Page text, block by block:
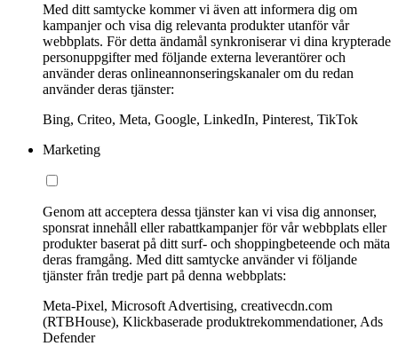
Med ditt samtycke kommer vi även att informera dig om
kampanjer och visa dig relevanta produkter utanför vår
webbplats. För detta ändamål synkroniserar vi dina krypterade
personuppgifter med följande externa leverantörer och
använder deras onlineannonseringskanaler om du redan
använder deras tjänster:
Bing, Criteo, Meta, Google, LinkedIn, Pinterest, TikTok
Marketing
Genom att acceptera dessa tjänster kan vi visa dig annonser,
sponsrat innehåll eller rabattkampanjer för vår webbplats eller
produkter baserat på ditt surf- och shoppingbeteende och mäta
deras framgång. Med ditt samtycke använder vi följande
tjänster från tredje part på denna webbplats:
Meta-Pixel, Microsoft Advertising, creativecdn.com
(RTBHouse), Klickbaserade produktrekommendationer, Ads
Defender